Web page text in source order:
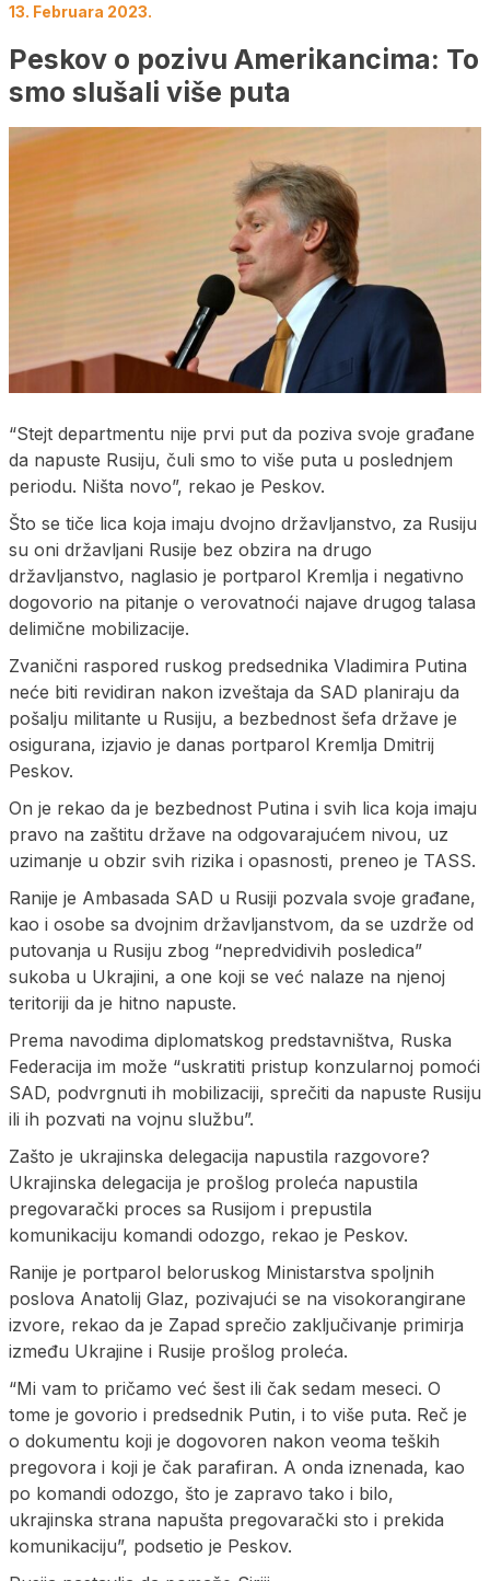
13. Februara 2023.
Peskov o pozivu Amerikancima: To
smo slušali više puta
“Stejt departmentu nije prvi put da poziva svoje građane
da napuste Rusiju, čuli smo to više puta u poslednjem
periodu. Ništa novo”, rekao je Peskov.
Što se tiče lica koja imaju dvojno državljanstvo, za Rusiju
su oni državljani Rusije bez obzira na drugo
državljanstvo, naglasio je portparol Kremlja i negativno
dogovorio na pitanje o verovatnoći najave drugog talasa
delimične mobilizacije.
Zvanični raspored ruskog predsednika Vladimira Putina
neće biti revidiran nakon izveštaja da SAD planiraju da
pošalju militante u Rusiju, a bezbednost šefa države je
osigurana, izjavio je danas portparol Kremlja Dmitrij
Peskov.
On je rekao da je bezbednost Putina i svih lica koja imaju
pravo na zaštitu države na odgovarajućem nivou, uz
uzimanje u obzir svih rizika i opasnosti, preneo je TASS.
Ranije je Ambasada SAD u Rusiji pozvala svoje građane,
kao i osobe sa dvojnim državljanstvom, da se uzdrže od
putovanja u Rusiju zbog “nepredvidivih posledica”
sukoba u Ukrajini, a one koji se već nalaze na njenoj
teritoriji da je hitno napuste.
Prema navodima diplomatskog predstavništva, Ruska
Federacija im može “uskratiti pristup konzularnoj pomoći
SAD, podvrgnuti ih mobilizaciji, sprečiti da napuste Rusiju
ili ih pozvati na vojnu službu”.
Zašto je ukrajinska delegacija napustila razgovore?
Ukrajinska delegacija je prošlog proleća napustila
pregovarački proces sa Rusijom i prepustila
komunikaciju komandi odozgo, rekao je Peskov.
Ranije je portparol beloruskog Ministarstva spoljnih
poslova Anatolij Glaz, pozivajući se na visokorangirane
izvore, rekao da je Zapad sprečio zaključivanje primirja
između Ukrajine i Rusije prošlog proleća.
“Mi vam to pričamo već šest ili čak sedam meseci. O
tome je govorio i predsednik Putin, i to više puta. Reč je
o dokumentu koji je dogovoren nakon veoma teških
pregovora i koji je čak parafiran. A onda iznenada, kao
po komandi odozgo, što je zapravo tako i bilo,
ukrajinska strana napušta pregovarački sto i prekida
komunikaciju”, podsetio je Peskov.